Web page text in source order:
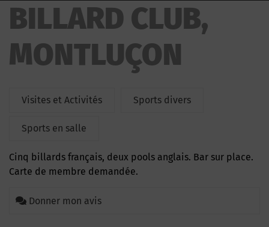
BILLARD CLUB,
MONTLUÇON
Visites et Activités Sports divers
Sports en salle
Cinq billards français, deux pools anglais. Bar sur place.
Carte de membre demandée.
Donner mon avis